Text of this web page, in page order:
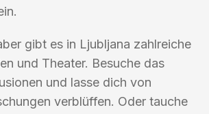
gibt es in Ljubljana zahlreiche
und Theater. Besuche das
und lasse dich von
verblüffen. Oder tauche